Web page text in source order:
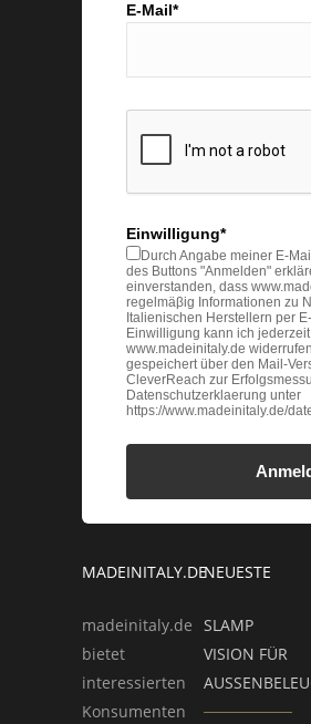
E-Mail*
Einwilligung*
Durch Angabe meiner E-
des Buttons "Anmelden"
einverstanden, dass
regelmäβig Informationen zu
Italienischen Herstellern per
Einwilligung kann ich
www.madeinitaly.de
gespeichert über den Mail-
CleverReach zur
Datenschutzerklaerung unter
https://www.madeinitaly.de/
MADEINITALY.DE
madeinitaly.de
bietet
interessierten
Konsumenten
NEUESTE
SLAMP
VISION FÜR